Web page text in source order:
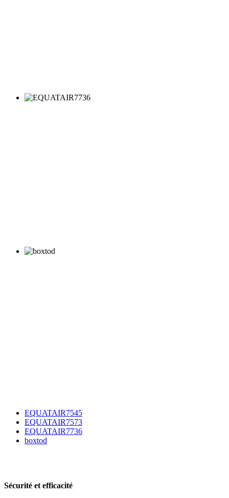
EQUATAIR7545
EQUATAIR7573
EQUATAIR7736
boxtod
Sécurité et efficacité